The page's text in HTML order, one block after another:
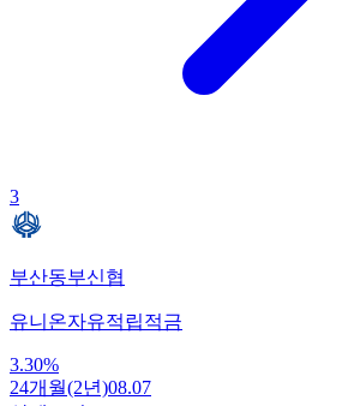
3
부산동부신협
유니온자유적립적금
3.30%
24개월(2년)08.07